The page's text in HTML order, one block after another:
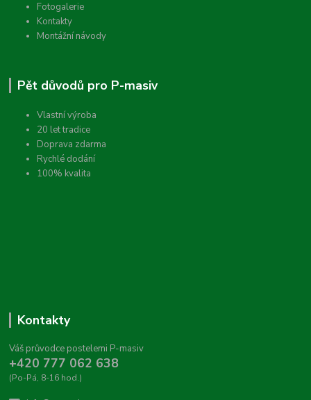
Fotogalerie
Kontakty
Montážní návody
Pět důvodů pro P-masiv
Vlastní výroba
20 let tradice
Doprava zdarma
Rychlé dodání
100% kvalita
Kontakty
Váš průvodce postelemi P-masiv
+420 777 062 638
(Po-Pá, 8-16 hod.)